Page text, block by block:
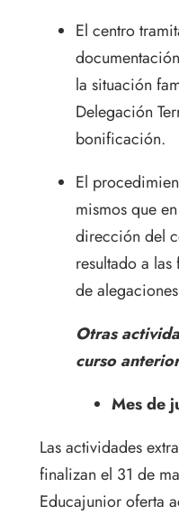
El centro
la situación
Delegación
bonificación.
El
mismos que
dirección del
resultado a
de
Otras
curso
Mes de
Las actividades
finalizan el 31 de
Educajunior oferta